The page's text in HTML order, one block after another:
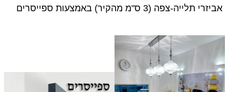
אביזרי תלייה-צפה (3 ס"מ מהקיר) באמצעות ספייסרים